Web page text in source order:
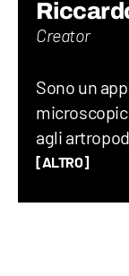
Creator
Sono un
agli
chimica mi
[ALTRO]